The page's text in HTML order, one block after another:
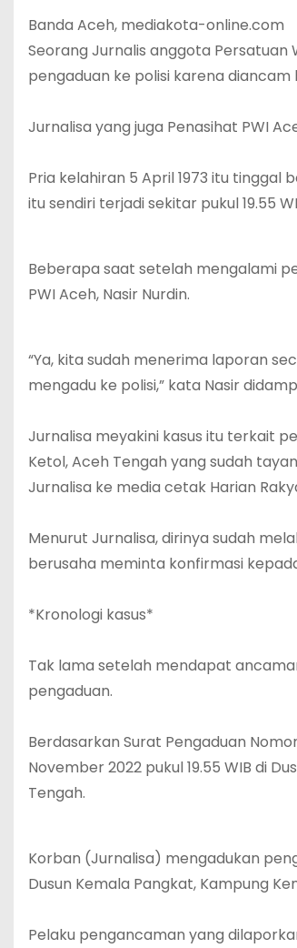
Banda Aceh, mediakota-online.com
Seorang Jurnalis anggota
pengaduan ke polisi karena
Jurnalisa yang juga Penasihat PWI
Pria kelahiran 5 April 1973 itu tinggal
itu sendiri terjadi sekitar pukul 19.55
Beberapa saat setelah mengalami
PWI Aceh, Nasir Nurdin.
“Ya, kita sudah menerima laporan
mengadu ke polisi,” kata Nasir
Jurnalisa meyakini kasus itu terkait
Ketol, Aceh Tengah yang sudah
Jurnalisa ke media cetak Harian
Menurut Jurnalisa, dirinya sudah
berusaha meminta konfirmasi
*Kronologi kasus*
Tak lama setelah mendapat
pengaduan.
Berdasarkan Surat Pengaduan
November 2022 pukul 19.55 WIB di
Tengah.
Korban (Jurnalisa) mengadukan
Dusun Kemala Pangkat, Kampung
Pelaku pengancaman yang